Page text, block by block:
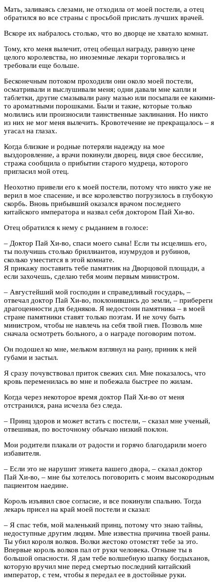
Мать, заливаясь слезами, не отходила от моей постели, а отец
обратился во все страны с просьбой прислать лучших врачей.
Вскоре их набралось столько, что во дворце не хватало комнат.
Тому, кто меня вылечит, отец обещал награду, равную цене
целого королевства, но иноземные лекари торговались и
требовали еще больше.
Бесконечным потоком проходили они около моей постели,
осматривали и выслушивали меня; одни давали мне капли и
таблетки, другие смазывали рану мазью или посыпали ее какими-
то ароматными порошками. Были и такие, которые только
молились или произносили таинственные заклинания. Но никто
из них не мог меня вылечить. Кровотечение не прекращалось – я
угасал на глазах.
Когда близкие и родные потеряли надежду на мое
выздоровление, а врачи покинули дворец, видя свое бессилие,
стража сообщила о прибытии старого мудреца, которого
пригласил мой отец.
Неохотно привели его к моей постели, потому что никто уже не
верил в мое спасение, и все королевство погрузилось в глубокую
скорбь. Вновь прибывший оказался врачом последнего
китайского императора и назвал себя доктором Пай Хи-во.
Отец обратился к нему с рыданием в голосе:
– Доктор Пай Хи-во, спаси моего сына! Если ты исцелишь его,
ты получишь столько бриллиантов, изумрудов и рубинов,
сколько уместится в этой комнате.
Я прикажу поставить тебе памятник на Дворцовой площади, а
если захочешь, сделаю тебя моим первым министром.
– Августейший мой господин и справедливый государь, –
отвечал доктор Пай Хи-во, поклонившись до земли, – прибереги
драгоценности для бедняков. Я недостоин памятника – в моей
стране памятники ставят только поэтам. И не хочу быть
министром, чтобы не навлечь на себя твой гнев. Позволь мне
сначала осмотреть больного, а о награде поговорим потом.
Он подошел ко мне, мельком взглянул на рану, приник к ней
губами и застыл.
Я сразу почувствовал приток свежих сил. Мне показалось, что
кровь переменилась во мне и побежала быстрее по жилам.
Когда через некоторое время доктор Пай Хи-во от меня
отстранился, рана исчезла без следа.
– Принц здоров и может встать с постели, – сказал мне ученый,
отвешивая, по восточному обычаю низкий поклон.
Мои родители плакали от радости и горячо благодарили моего
избавителя.
– Если это не нарушит этикета вашего двора, – сказал доктор
Пай Хи-во, – мне бы хотелось поговорить с моим высокородным
пациентом наедине.
Король изъявил свое согласие, и все покинули спальню. Тогда
лекарь присел на край моей постели и сказал:
– Я спас тебя, мой маленький принц, потому что знаю тайны,
недоступные другим людям. Мне известна причина твоей раны.
Ты убил короля волков. Волки жестоко отомстят тебе за это.
Впервые король волков пал от руки человека. Отныне ты в
большой опасности. Я дам тебе волшебную шапку богдыханов,
которую вручил мне перед смертью последний китайский
император, с тем, чтобы я передал ее в достойные руки.